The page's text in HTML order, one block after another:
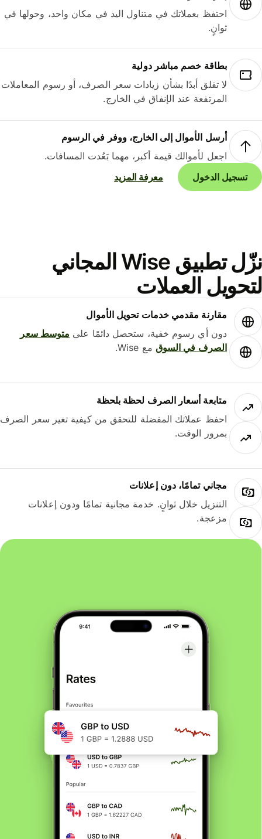
احتفظ بعملاتك في متناول اليد في مكان واحد، وحولها في
ثوانٍ.
بطاقة خصم مباشر دولية
لا تقلق أبدًا بشأن زيادات سعر الصرف، أو رسوم المعاملات
المرتفعة عند الإنفاق في الخارج.
أرسل الأموال إلى الخارج، ووفر في الرسوم
اجعل لأموالك قيمة أكبر، مهما بَعُدت المسافات.
تسجيل الدخول
معرفة المزيد
نزّل تطبيق Wise المجاني
العملات
مقارنة مقدمي خدمات تحويل الأموال
دون أي رسوم خفية، ستحصل دائمًا علىمتوسط ​​سعر
الصرف في السوقمع Wise.
متابعة أسعار الصرف لحظة بلحظة
احفظ عملاتك المفضلة للتحقق من كيفية تغير سعر الصرف
بمرور الوقت.
مجاني تمامًا، دون إعلانات
التنزيل خلال ثوانٍ. خدمة مجانية تمامًا ودون إعلانات
مزعجة.